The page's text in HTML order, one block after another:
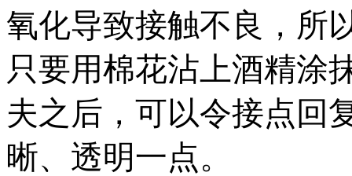
氧化导致接触不良，所
只要用棉花沾上酒精涂
夫之后，可以令接点回
晰、透明一点。